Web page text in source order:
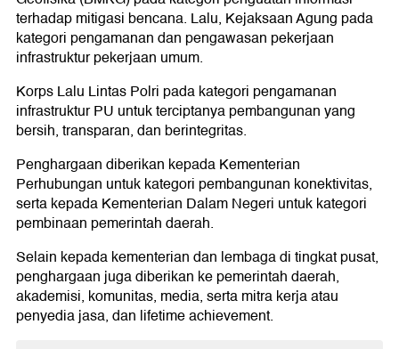
terhadap mitigasi bencana. Lalu, Kejaksaan Agung pada
kategori pengamanan dan pengawasan pekerjaan
infrastruktur pekerjaan umum.
Korps Lalu Lintas Polri pada kategori pengamanan
infrastruktur PU untuk terciptanya pembangunan yang
bersih, transparan, dan berintegritas.
Penghargaan diberikan kepada Kementerian
Perhubungan untuk kategori pembangunan konektivitas,
serta kepada Kementerian Dalam Negeri untuk kategori
pembinaan pemerintah daerah.
Selain kepada kementerian dan lembaga di tingkat pusat,
penghargaan juga diberikan ke pemerintah daerah,
akademisi, komunitas, media, serta mitra kerja atau
penyedia jasa, dan lifetime achievement.